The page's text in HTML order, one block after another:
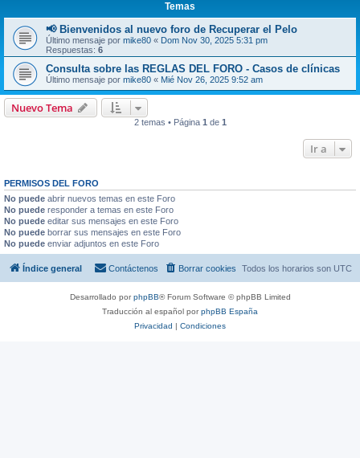
Temas
📢 Bienvenidos al nuevo foro de Recuperar el Pelo
Último mensaje por mike80 « Dom Nov 30, 2025 5:31 pm
Respuestas: 6
Consulta sobre las REGLAS DEL FORO - Casos de clínicas
Último mensaje por mike80 « Mié Nov 26, 2025 9:52 am
Nuevo Tema
2 temas • Página 1 de 1
Ir a
PERMISOS DEL FORO
No puede abrir nuevos temas en este Foro
No puede responder a temas en este Foro
No puede editar sus mensajes en este Foro
No puede borrar sus mensajes en este Foro
No puede enviar adjuntos en este Foro
Índice general Todos los horarios son UTC
Borrar cookies
Contáctenos
Desarrollado porphpBB® Forum Software © phpBB Limited
Traducción al español porphpBB España
Privacidad | Condiciones